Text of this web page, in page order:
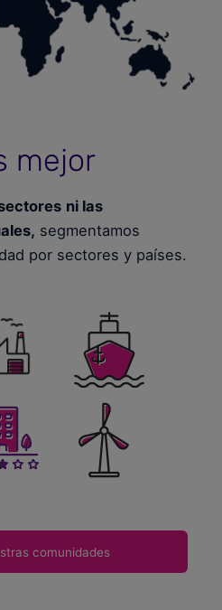
mejor
ni las
segmentamos
por sectores y países.
comunidades